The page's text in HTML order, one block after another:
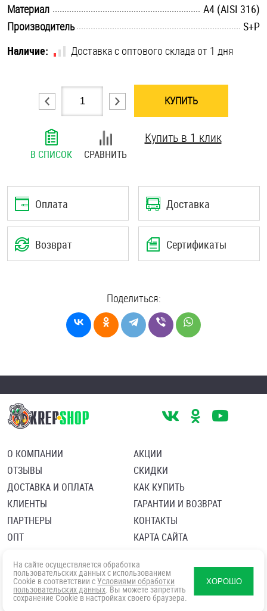
Хомуты
Шплинты
Штифты и пальцы
Материал
A4 (AISI 316)
Производитель
S+P
Наличие:
Доставка с оптового склада от 1 дня
КУПИТЬ
В СПИСОК СРАВНИТЬ
Купить в 1 клик
Оплата Доставка
Возврат Сертификаты
Поделиться:
О КОМПАНИИ
ОТЗЫВЫ
ДОСТАВКА И ОПЛАТА
КЛИЕНТЫ
ПАРТНЕРЫ
ОПТ
АКЦИИ
СКИДКИ
КАК КУПИТЬ
ГАРАНТИИ И ВОЗВРАТ
КОНТАКТЫ
КАРТА САЙТА
Политика в отношении обработки персональных данных
Согласие посетителя сайта на обработку персональных данны
На сайте осуществляется обработка
пользовательских данных с использованием
Cookie в соответствии с Условиями обработки
пользовательских данных. Вы можете запретить
сохранение Cookie в настройках своего браузера.
ХОРОШО